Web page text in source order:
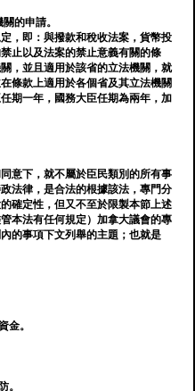
的申請。
，即：與撥款和稅收法案，貨幣投
止以及法案的禁止意義有關的條
，並且適用於該省的立法機關，就
條款上適用於各個省及其立法機關
期一年，國務大臣任期為兩年，加
意下，就不屬於臣民類別的所有事
法律，是合法的根據該法，專門分
確定性，但又不至於限製本節上述
本法有任何規定）加拿大議會的專
的事項下文列舉的主題；也就是
金。
。